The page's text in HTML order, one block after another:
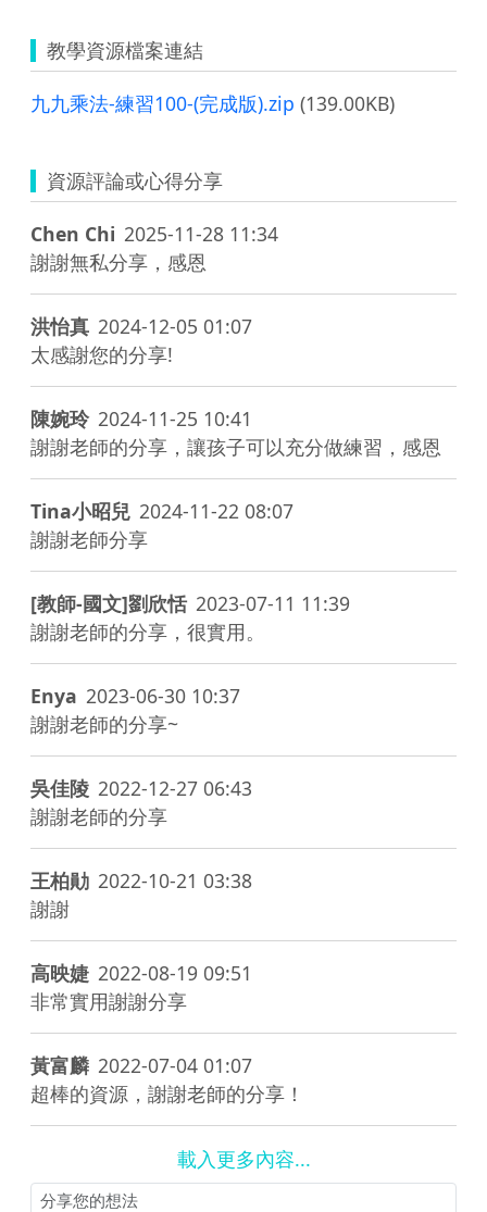
教學資源檔案連結
九九乘法-練習100-(完成版).zip (139.00KB)
資源評論或心得分享
Chen Chi 2025-11-28 11:34
謝謝無私分享，感恩
洪怡真 2024-12-05 01:07
太感謝您的分享!
陳婉玲 2024-11-25 10:41
謝謝老師的分享，讓孩子可以充分做練習，感恩
Tina小昭兒 2024-11-22 08:07
謝謝老師分享
[教師-國文]劉欣恬 2023-07-11 11:39
謝謝老師的分享，很實用。
Enya 2023-06-30 10:37
謝謝老師的分享~
吳佳陵 2022-12-27 06:43
謝謝老師的分享
王柏勛 2022-10-21 03:38
謝謝
高映婕 2022-08-19 09:51
非常實用謝謝分享
黃富麟 2022-07-04 01:07
超棒的資源，謝謝老師的分享！
載入更多資
源
內容...